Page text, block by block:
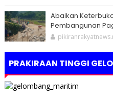
Abaikan
Pembangunan
PRAKIRAAN TINGGI